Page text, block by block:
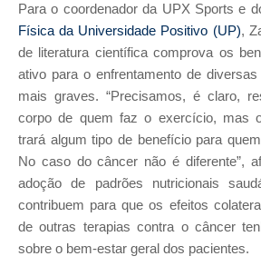
Para o coordenador da UPX Sports e
Física da Universidade Positivo (UP),
de literatura científica comprova os
ativo para o enfrentamento de
mais graves. “Precisamos, é claro,
corpo de quem faz o exercício, mas
trará algum tipo de benefício para
No caso do câncer não é diferente”,
adoção de padrões nutricionais
contribuem para que os efeitos
de outras terapias contra o câncer
sobre o bem-estar geral dos pacientes.